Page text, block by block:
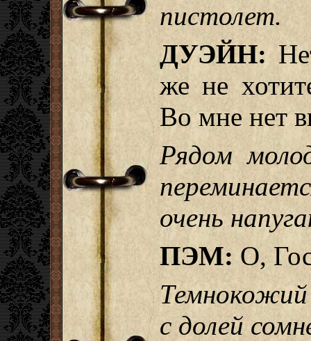
пистолет.
ДУЭЙН:
же не
Во мне нет
Рядом
очень
ПЭМ: О,
с долей